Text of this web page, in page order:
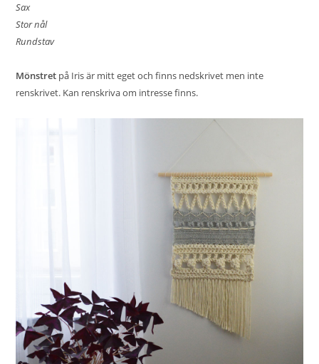
Sax
Stor nål
Rundstav
Mönstret på Iris är mitt eget och finns nedskrivet men inte
renskrivet. Kan renskriva om intresse finns.